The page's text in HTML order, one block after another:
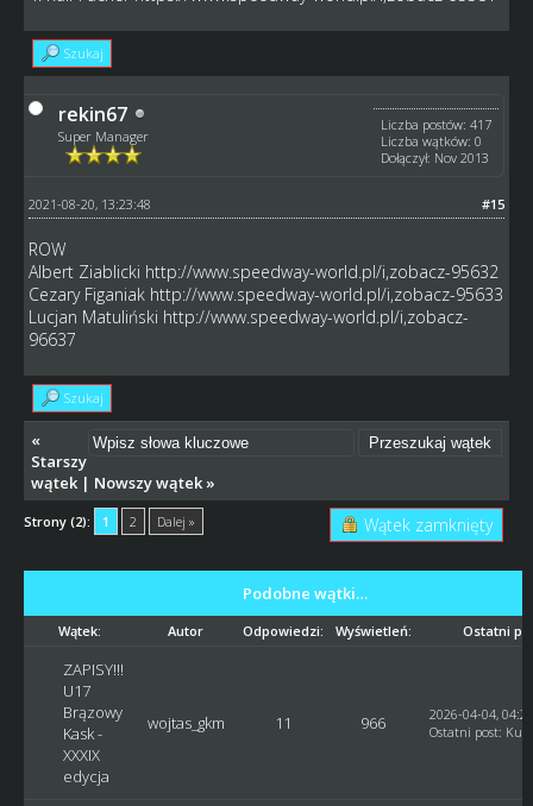
Szukaj
rekin67
Super Manager
Liczba postów: 417
Liczba wątków: 0
Dołączył: Nov 2013
#15
2021-08-20, 13:23:48
ROW
Albert Ziablicki http://www.speedway-world.pl/i,zobacz-95632
Cezary Figaniak http://www.speedway-world.pl/i,zobacz-95633
Lucjan Matuliński http://www.speedway-world.pl/i,zobacz-
96637
Szukaj
«
Starszy
wątek| Nowszy wątek»
Strony (2): 1 2 Dalej » Wątek zamknięty
Podobne wątki…
Wątek: Autor Odpowiedzi: Wyświetleń: Ostatni
ZAPISY!!!
U17
Brązowy
Kask -
XXXIX
edycja
wojtas_gkm 11 966
2026-04-04,
Ostatni post: Kusy